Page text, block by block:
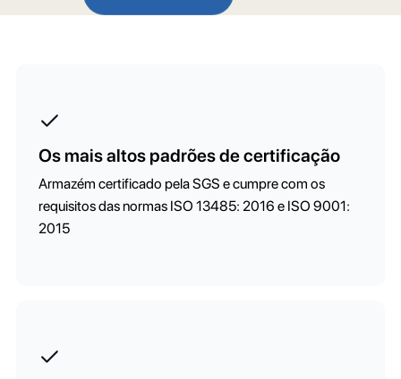
Os mais altos padrões de certificação
Armazém certificado pela SGS e cumpre com os
requisitos das normas ISO 13485: 2016 e ISO 9001:
2015